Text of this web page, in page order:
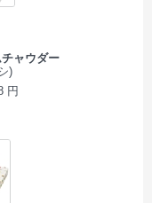
ャウダー
)
円